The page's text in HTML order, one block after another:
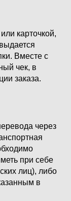
карточкой,
Вместе с
чек, в
заказа.
через
при себе
лиц), либо
в